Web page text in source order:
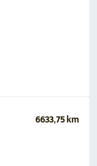
6633,75 km